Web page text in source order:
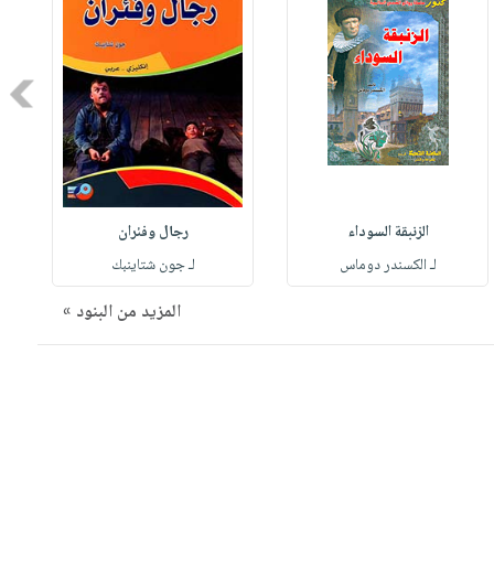
الزنبقة السوداء
لـ الكسندر دوماس
رجال وفئران
لـ جون شتاينبك
المزيد من البنود »